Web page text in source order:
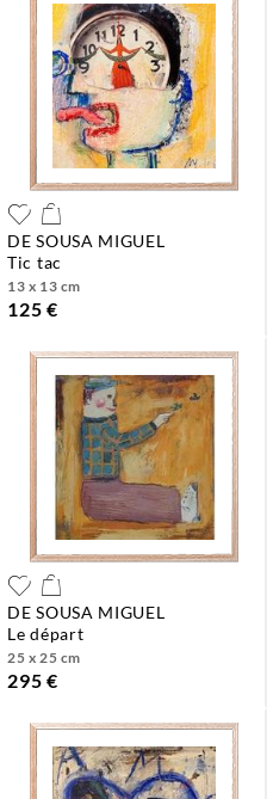
DE SOUSA MIGUEL
tic tac
13 x 13 cm
125 €
DE SOUSA MIGUEL
le départ
25 x 25 cm
295 €